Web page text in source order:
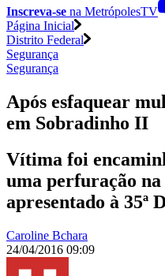
Inscreva-se na MetrópolesTV
Página Inicial
Distrito Federal
Segurança
Segurança
Após esfaquear
em Sobradinho II
Vítima foi
uma perfuração na
apresentado à 35ª
Caroline Bchara
24/04/2016 09:09